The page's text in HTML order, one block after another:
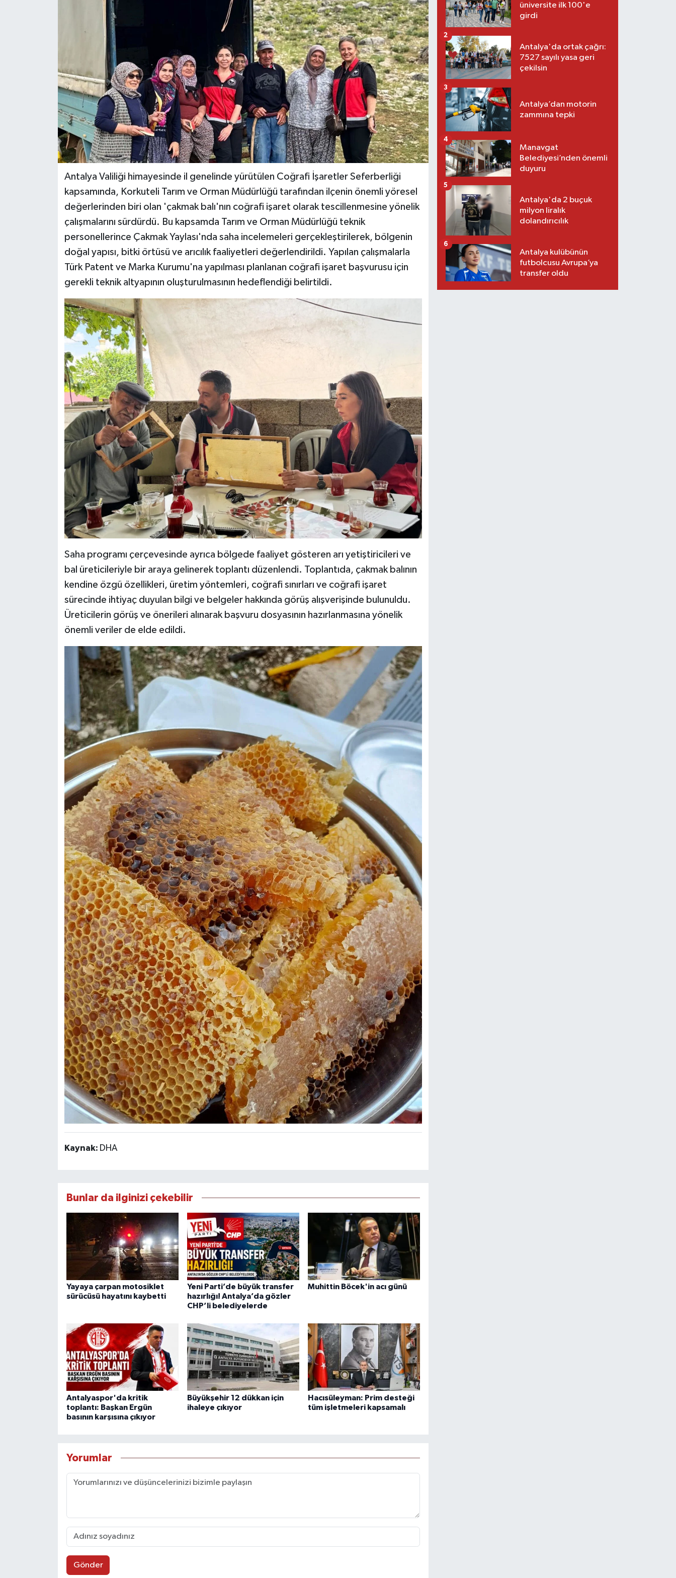
Antalya Valiliği himayesinde il genelinde yürütülen Coğrafi İşaretler Seferberliği
kapsamında, Korkuteli Tarım ve Orman Müdürlüğü tarafından ilçenin önemli yöresel
değerlerinden biri olan 'çakmak balı'nın coğrafi işaret olarak tescillenmesine yönelik
çalışmalarını sürdürdü. Bu kapsamda Tarım ve Orman Müdürlüğü teknik
personellerince Çakmak Yaylası'nda saha incelemeleri gerçekleştirilerek, bölgenin
doğal yapısı, bitki örtüsü ve arıcılık faaliyetleri değerlendirildi. Yapılan çalışmalarla
Türk Patent ve Marka Kurumu'na yapılması planlanan coğrafi işaret başvurusu için
gerekli teknik altyapının oluşturulmasının hedeflendiği belirtildi.
Saha programı çerçevesinde ayrıca bölgede faaliyet gösteren arı yetiştiricileri ve
bal üreticileriyle bir araya gelinerek toplantı düzenlendi. Toplantıda, çakmak balının
kendine özgü özellikleri, üretim yöntemleri, coğrafi sınırları ve coğrafi işaret
sürecinde ihtiyaç duyulan bilgi ve belgeler hakkında görüş alışverişinde bulunuldu.
Üreticilerin görüş ve önerileri alınarak başvuru dosyasının hazırlanmasına yönelik
önemli veriler de elde edildi.
Kaynak: DHA
Bunlar da ilginizi çekebilir
Yayaya çarpan motosiklet
sürücüsü hayatını kaybetti
Yeni Parti’de büyük transfer
hazırlığı! Antalya’da gözler
CHP’li belediyelerde
Muhittin Böcek'in acı günü
Antalyaspor'da kritik
toplantı: Başkan Ergün
basının karşısına çıkıyor
Büyükşehir 12 dükkan için
ihaleye çıkıyor
Hacısüleyman: Prim desteği
tüm işletmeleri kapsamalı
Yorumlar
Gönder
üniversite ilk 100'e
girdi
Antalya'da ortak çağrı:
7527 sayılı yasa geri
çekilsin
2
Antalya’dan motorin
zammına tepki
3
Manavgat
Belediyesi’nden önemli
duyuru
4
Antalya'da 2 buçuk
milyon liralık
dolandırıcılık
5
Antalya kulübünün
futbolcusu Avrupa’ya
transfer oldu
6
TURİZM
RÖPORTAJ
VİDEO HABERLER
YAZARLAR
RESMİ İLAN
MAGAZİN